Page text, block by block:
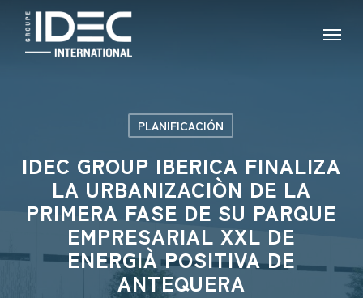
main
content
Menu
PLANIFICACIÓN
IDEC GROUP IBERICA FINALIZA
LA URBANIZACIÒN DE LA
PRIMERA FASE DE SU PARQUE
EMPRESARIAL XXL DE
ENERGIÀ POSITIVA DE
ANTEQUERA